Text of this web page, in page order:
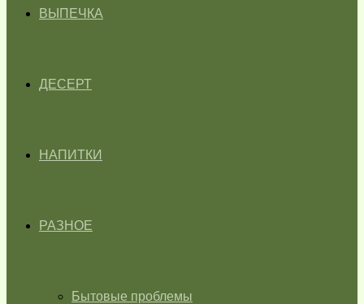
ВЫПЕЧКА
ДЕСЕРТ
НАПИТКИ
РАЗНОЕ
Бытовые проблемы